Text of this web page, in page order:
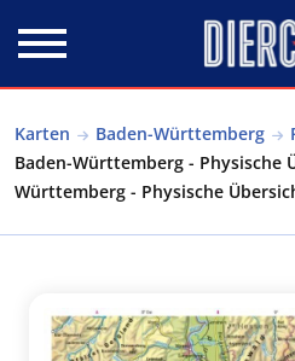
Karten Baden-Württemberg
Baden-Württemberg - Physische
Württemberg - Physische